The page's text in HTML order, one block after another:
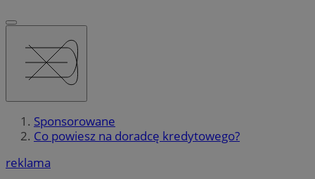
Sponsorowane
Co powiesz na doradcę kredytowego?
reklama